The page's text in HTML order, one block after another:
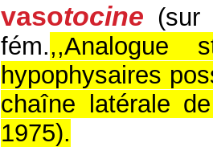
vasotocine
fém.,,Analogue
hypophysaires
chaîne latérale
1975).